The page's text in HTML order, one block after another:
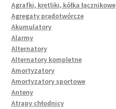
Agrafki, krętliki, kółka łącznikowe
Agregaty prądotwórcze
Akumulatory
Alarmy
Alternatory
Alternatory kompletne
Amortyzatory
Amortyzatory sportowe
Anteny
Atrapy chłodnicy